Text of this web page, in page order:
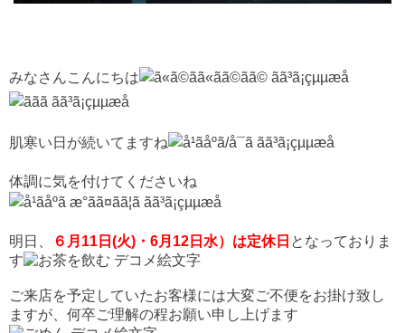
みなさんこんにちは
肌寒い日が続いてますね
体調に気を付けてくださいね
明日、 ６月11日(火)・6月12日水）は定休日 となっておりま
す
ご来店を予定していたお客様には大変ご不便をお掛け致し
ますが、何卒ご理解の程お願い申し上げます